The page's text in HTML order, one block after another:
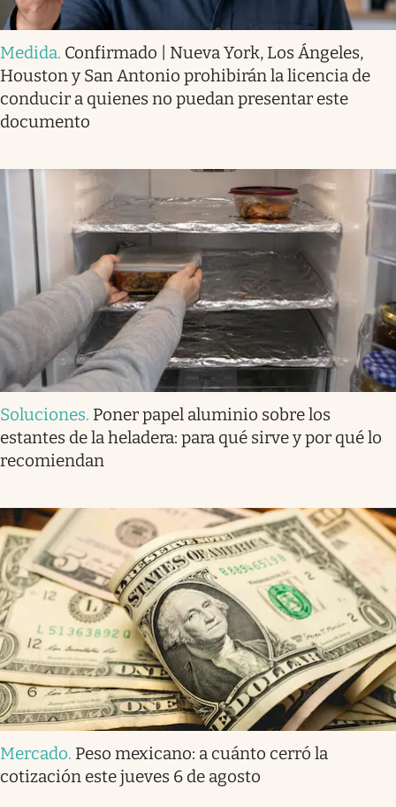
Medida. Confirmado | Nueva York, Los Ángeles,
Houston y San Antonio prohibirán la licencia de
conducir a quienes no puedan presentar este
documento
Soluciones. Poner papel aluminio sobre los
estantes de la heladera: para qué sirve y por qué lo
recomiendan
Mercado. Peso mexicano: a cuánto cerró la
cotización este jueves 6 de agosto